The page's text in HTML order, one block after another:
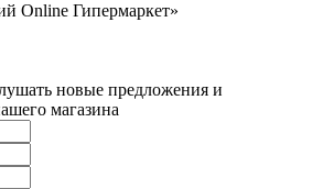
Online Гипермаркет»
новые предложения и
магазина